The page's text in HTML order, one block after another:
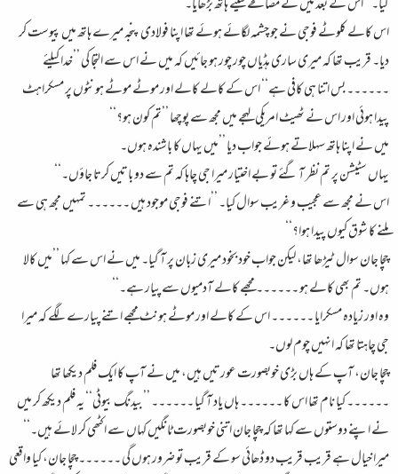
گیا۔‘‘ اس کے بعد میں نے مصافحے کیلئے ہاتھ بڑھایا۔
اس کالے کلوٹے فوجی نے جو چشمہ لگائے ہوئے تھا اپنا فولادی پنجہ میرے ہاتھ میں پیوست کر
دیا۔ قریب تھا کہ میری ساری ہڈیاں چور چور ہو جائیں کہ میں نے اس سے التجا کی ’’خدا کیلئے
۔۔۔۔۔۔ بس اتنا ہی کافی ہے‘‘ اس کے کالے کالے اور موٹے موٹے ہونٹوں پر مسکراہٹ
پیدا ہوئی اور اس نے ٹھیٹ امریکی لہجے میں مجھ سے پوچھا ’’تم کون ہو؟‘‘
میں نے اپنا ہاتھ سہلاتے ہوئے جواب دیا ’’میں یہاں کا باشندہ ہوں۔
یہاں سٹیشن پر تم نظر آ گئے تو بے اختیار میرا جی چاہا کہ تم سے دو باتیں کرتا جاؤں۔‘‘
اس نے مجھ سے عجیب و غریب سوال کیا۔ ’’اتنے فوجی موجود ہیں ۔۔۔۔۔۔ تمہیں مجھ ہی سے
ملنے کا شوق کیوں پیدا ہوا؟‘‘
چچا جان سوال ٹیڑھا تھا، لیکن جواب خود بخود میری زبان پر آ گیا۔ میں نے اس سے کہا ’’میں کالا
ہوں۔ تم بھی کالے ہو ۔۔۔۔۔۔ مجھے کالے آدمیوں سے پیار ہے۔‘‘
وہ اور زیادہ مسکرایا ۔۔۔۔۔۔ اس کے کالے اور موٹے ہونٹ مجھے اتنے پیارے لگے کہ میرا
جی چاہتا تھا کہ انہیں چوم لوں۔
چچا جان، آپ کے ہاں بڑی خوبصورت عورتیں ہیں، میں نے آپ کا ایک فلم دیکھا تھا
۔۔۔۔۔۔ کیا نام تھا اس کا ۔۔۔۔۔۔ ہاں یاد آ گیا ۔۔۔۔۔۔ ’’بیدنگ بیوٹی‘‘ یہ فلم دیکھ کر میں
نے اپنے دوستوں سے کہا تھا کہ چچا جان اتنی خوبصورت ٹانگیں کہاں سے اکٹھی کر لائے ہیں۔‘‘
میرا خیال ہے قریب قریب دو ڈھائی سو کے قریب تو ضرور ہوں گی ۔۔۔۔۔۔ چچا جان، کیا واقعی